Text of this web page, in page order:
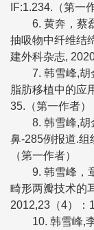
IF:1.234.（第一
6. 黄奔，蔡磊
抽吸物中纤维结
建外科杂志,
7. 韩雪峰,胡金
脂肪移植中的应
35.（第一作者）
8. 韩雪峰,胡金
鼻-285例报道.组
（第一作者）
9. 韩雪峰，章
畸形两瓣技术的
2012,23（4）：
10. 韩雪峰,李